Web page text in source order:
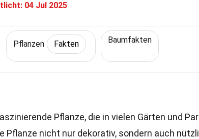
04 Jul 2025
Pflanzen Fakten Baumfakten
Pflanze, die in vielen Gärten und
Pflanze nicht nur dekorativ, sondern auch